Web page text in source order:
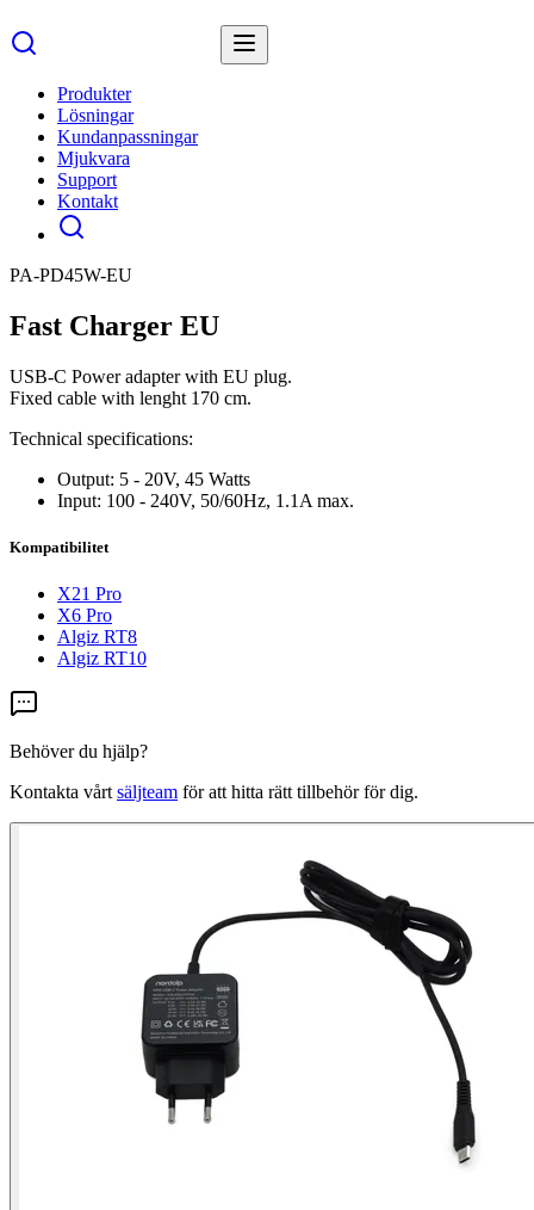
Produkter
Lösningar
Kundanpassningar
Mjukvara
Support
Kontakt
PA-PD45W-EU
Fast Charger EU
USB-C Power adapter with EU plug.
Fixed cable with lenght 170 cm.
Technical specifications:
Output: 5 - 20V, 45 Watts
Input: 100 - 240V, 50/60Hz, 1.1A max.
Kompatibilitet
X21 Pro
X6 Pro
Algiz RT8
Algiz RT10
Behöver du hjälp?
Kontakta vårt säljteam för att hitta rätt tillbehör för dig.